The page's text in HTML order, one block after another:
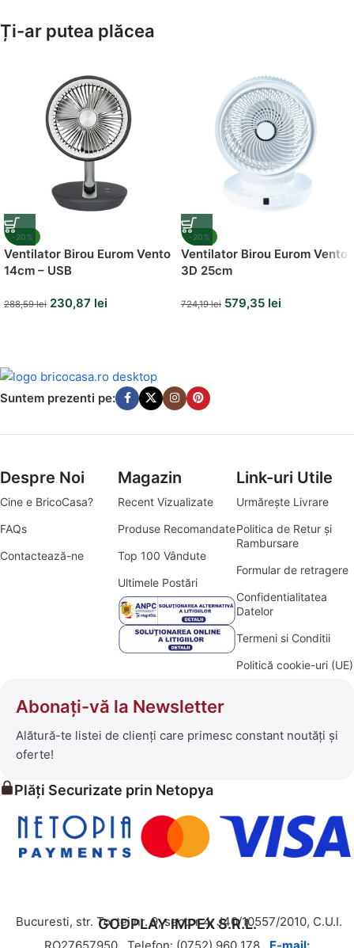
Suporți Hârtie Igenică
Ți-ar putea plăcea
-20%
Ventilator Birou Eurom Vento
14cm – USB
288,59lei 230,87 lei
-20%
Ventilator Birou Eurom Vento
3D 25cm
724,19lei 579,35 lei
Suntem prezenti pe:
Despre Noi
Cine e BricoCasa?
FAQs
Contactează-ne
Magazin
Recent Vizualizate
Produse Recomandate
Top 100 Vândute
Ultimele Postări
Link-uri Utile
Urmărește Livrare
Politica de Retur și
Rambursare
Formular de retragere
Confidentialitatea
Datelor
Termeni si Conditii
Politică cookie-uri (UE)
Abonați-vă la Newsletter
Alătură-te listei de clienți care primesc constant noutăți și
oferte!
Plăți Securizate prin Netopya
GODPLAY IMPEX S.R.L.
Bucuresti, str. Tortei nr. 9, sector 4, J40/10557/2010, C.U.I.